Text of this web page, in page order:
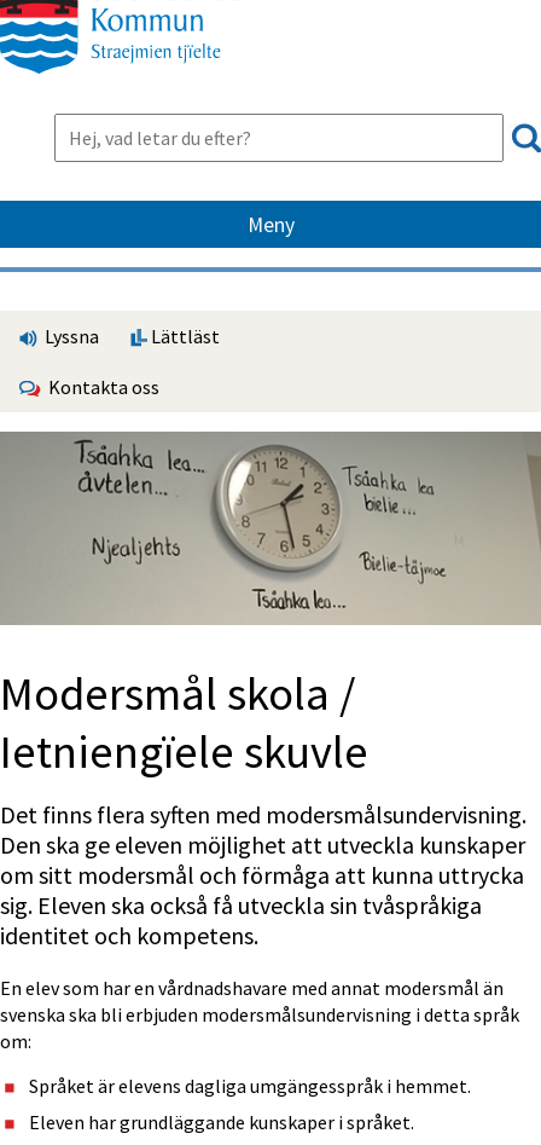
Meny
Lyssna Lättläst
Kontakta oss
Modersmål skola /
Ietniengïele skuvle
Det finns flera syften med modersmålsundervisning.
Den ska ge eleven möjlighet att utveckla kunskaper
om sitt modersmål och förmåga att kunna uttrycka
sig. Eleven ska också få utveckla sin tvåspråkiga
identitet och kompetens.
En elev som har en vårdnadshavare med annat modersmål än
svenska ska bli erbjuden modersmålsundervisning i detta språk
om:
Språket är elevens dagliga umgängesspråk i hemmet.
Eleven har grundläggande kunskaper i språket.